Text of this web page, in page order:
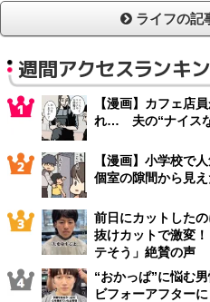
ライフの記
週間アクセスランキ
【漫画】カフェ店
れ… 夫の“ナイスな
【漫画】小学校で
個室の隙間から見
前日にカットした
抜けカットで激変
テそう」絶賛の声
“おかっぱ”に悩む
ビフォーアフター